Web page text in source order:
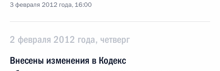
3 февраля 2012 года, 16:00
2 февраля 2012 года, четверг
Внесены изменения в Кодекс